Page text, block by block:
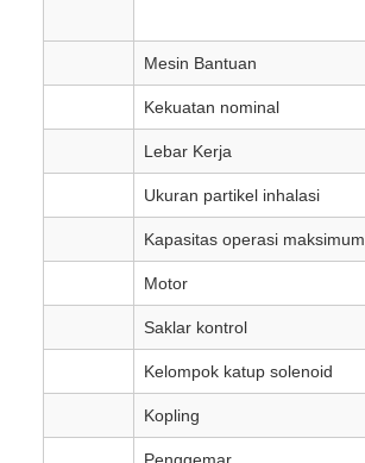
Mesin Bantuan
Kekuatan nominal
Lebar Kerja
Ukuran partikel inhalasi
Kapasitas operasi maksimum
Motor
Saklar kontrol
Kelompok katup solenoid
Kopling